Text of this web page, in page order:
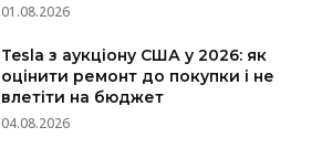
01.08.2026
Tesla з аукціону США у 2026: як
оцінити ремонт до покупки і не
влетіти на бюджет
04.08.2026